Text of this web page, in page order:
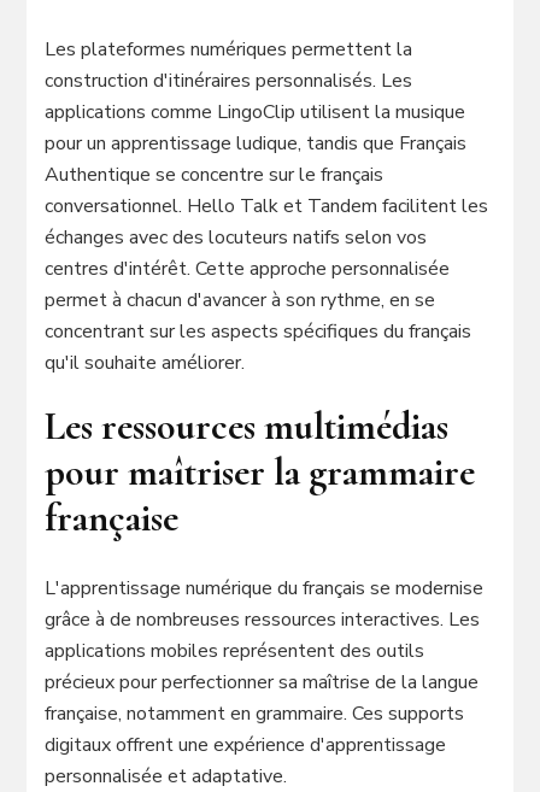
Les plateformes numériques permettent la
construction d'itinéraires personnalisés. Les
applications comme LingoClip utilisent la musique
pour un apprentissage ludique, tandis que Français
Authentique se concentre sur le français
conversationnel. Hello Talk et Tandem facilitent les
échanges avec des locuteurs natifs selon vos
centres d'intérêt. Cette approche personnalisée
permet à chacun d'avancer à son rythme, en se
concentrant sur les aspects spécifiques du français
qu'il souhaite améliorer.
Les ressources multimédias
pour maîtriser la grammaire
française
L'apprentissage numérique du français se modernise
grâce à de nombreuses ressources interactives. Les
applications mobiles représentent des outils
précieux pour perfectionner sa maîtrise de la langue
française, notamment en grammaire. Ces supports
digitaux offrent une expérience d'apprentissage
personnalisée et adaptative.